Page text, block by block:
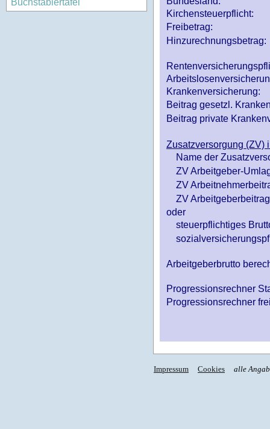
Buchstabiertafel
Kirchensteuerpflicht:
Freibetrag:
Hinzurechnungsbetrag:
Krankenversicherung:
Beitrag gesetzl.
Beitrag private
Zusatzversorgung (ZV)
Name der
ZV Arbeitgeber-
ZV
ZV
oder
steuerpflichtiges
Arbeitgeberbrutto
Progressionsrechner
Progressionsrechner
Impressum Cookies alle